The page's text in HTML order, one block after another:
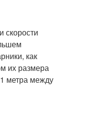
скорости
как
их размера
метра между